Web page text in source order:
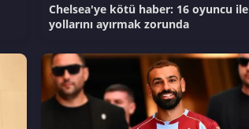
Chelsea'ye kötü haber: 16 oyuncu ile
yollarını ayırmak zorunda